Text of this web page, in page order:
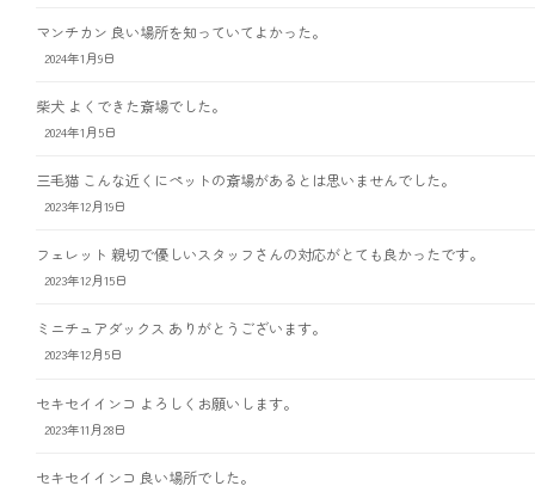
マンチカン 良い場所を知っていてよかった。
2024年1月9日
柴犬 よくできた斎場でした。
2024年1月5日
三毛猫 こんな近くにペットの斎場があるとは思いませんでした。
2023年12月19日
フェレット 親切で優しいスタッフさんの対応がとても良かったです。
2023年12月15日
ミニチュアダックス ありがとうございます。
2023年12月5日
セキセイインコ よろしくお願いします。
2023年11月28日
セキセイインコ 良い場所でした。